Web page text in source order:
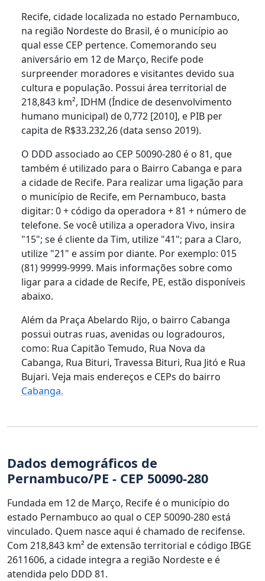
Recife, cidade localizada no estado Pernambuco,
na região Nordeste do Brasil, é o município ao
qual esse CEP pertence. Comemorando seu
aniversário em 12 de Março, Recife pode
surpreender moradores e visitantes devido sua
cultura e população. Possui área territorial de
218,843 km², IDHM (Índice de desenvolvimento
humano municipal) de 0,772 [2010], e PIB per
capita de R$33.232,26 (data senso 2019).
O DDD associado ao CEP 50090-280 é o 81, que
também é utilizado para o Bairro Cabanga e para
a cidade de Recife. Para realizar uma ligação para
o município de Recife, em Pernambuco, basta
digitar: 0 + código da operadora + 81 + número de
telefone. Se você utiliza a operadora Vivo, insira
"15"; se é cliente da Tim, utilize "41"; para a Claro,
utilize "21" e assim por diante. Por exemplo: 015
(81) 99999-9999. Mais informações sobre como
ligar para a cidade de Recife, PE, estão disponíveis
abaixo.
Além da Praça Abelardo Rijo, o bairro Cabanga
possui outras ruas, avenidas ou logradouros,
como: Rua Capitão Temudo, Rua Nova da
Cabanga, Rua Bituri, Travessa Bituri, Rua Jitó e Rua
Bujari. Veja mais endereços e CEPs do bairro
Cabanga.
Dados demográficos de
Pernambuco/PE - CEP 50090-280
Fundada em 12 de Março, Recife é o município do
estado Pernambuco ao qual o CEP 50090-280 está
vinculado. Quem nasce aqui é chamado de recifense.
Com 218,843 km² de extensão territorial e código IBGE
2611606, a cidade integra a região Nordeste e é
atendida pelo DDD 81.